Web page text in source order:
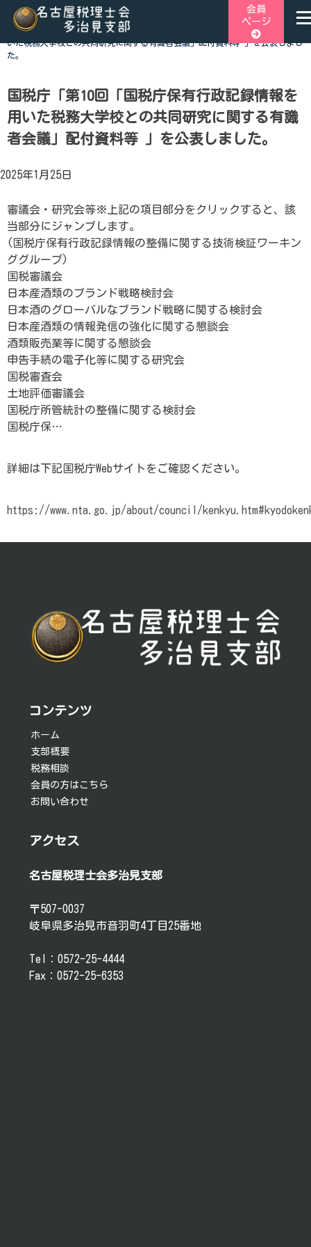
Skip
content
名古屋税理士会多治見支部
名古屋税理士会多治見支部、多治見市、土岐市、瑞浪市、可
寄り添う税務の専門家として、税務支援や研修会、租税教育
を行っております。税の無料相談会も実施しております。お
にご連絡ください。
会員
ページ
ホーム> 税関連トピックス>国税庁「第10回「国税庁保有行政記録情報を用
いた税務大学校との共同研究に関する有識者会議」配付資料等 」を公表しまし
た。
国税庁「第10回「国税庁保有行政記録情報を
用いた税務大学校との共同研究に関する有識
者会議」配付資料等 」を公表しました。
2025年1月25日
審議会・研究会等※上記の項目部分をクリックすると、該
当部分にジャンプします。
(国税庁保有行政記録情報の整備に関する技術検証ワーキン
ググループ)
国税審議会
日本産酒類のブランド戦略検討会
日本酒のグローバルなブランド戦略に関する検討会
日本産酒類の情報発信の強化に関する懇談会
酒類販売業等に関する懇談会
申告手続の電子化等に関する研究会
国税審査会
土地評価審議会
国税庁所管統計の整備に関する検討会
国税庁保…
詳細は下記国税庁Webサイトをご確認ください。
https://www.nta.go.jp/about/council/
コンテンツ
ホーム
支部概要
税務相談
会員の方はこちら
お問い合わせ
アクセス
名古屋税理士会多治見支部
〒507-0037
岐阜県多治見市音羽町4丁目25番地
Tel：0572-25-4444
Fax：0572-25-6353